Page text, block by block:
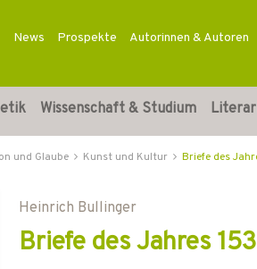
News Prospekte Autorinnen & Autoren
Wissenschaft & Studium
und Glaube Kunst und Kultur Briefe des
Heinrich Bullinger
Briefe des Jahres